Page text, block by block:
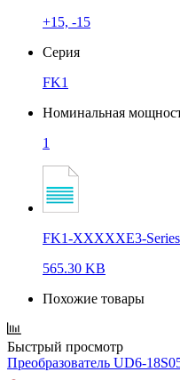
+15, -15
Серия
FK1
Номинальная
1
FK1-XXXXXE3-
565.30 KB
Похожие товары
Быстрый просмотр
Преобразователь UD6-